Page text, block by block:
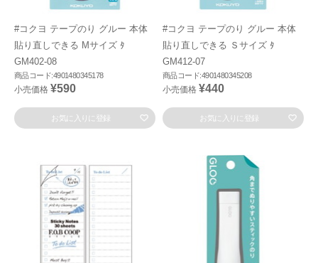
#コクヨ テープのり グルー 本体
貼り直しできる Mサイズ ﾀ
GM402-08
商品コード:4901480345178
小売価格 ¥590
お気に入りに登録
#コクヨ テープのり グルー 本体
貼り直しできる Ｓサイズ ﾀ
GM412-07
商品コード:4901480345208
小売価格 ¥440
お気に入りに登録